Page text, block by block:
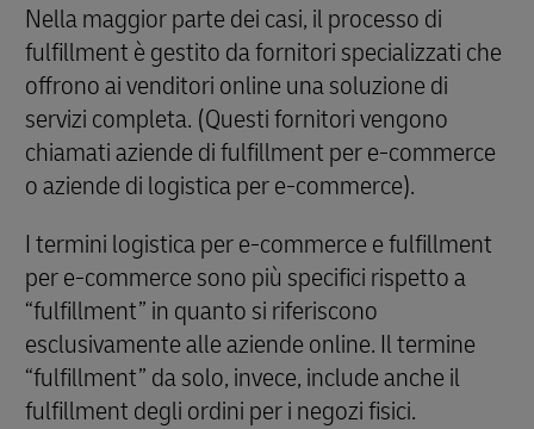
Nella maggior parte dei casi, il processo di
fulfillment è gestito da fornitori specializzati che
offrono ai venditori online una soluzione di
servizi completa. (Questi fornitori vengono
chiamati aziende di fulfillment per e-commerce
o aziende di logistica per e-commerce).
I termini logistica per e-commerce e fulfillment
per e-commerce sono più specifici rispetto a
“fulfillment” in quanto si riferiscono
esclusivamente alle aziende online. Il termine
“fulfillment” da solo, invece, include anche il
fulfillment degli ordini per i negozi fisici.